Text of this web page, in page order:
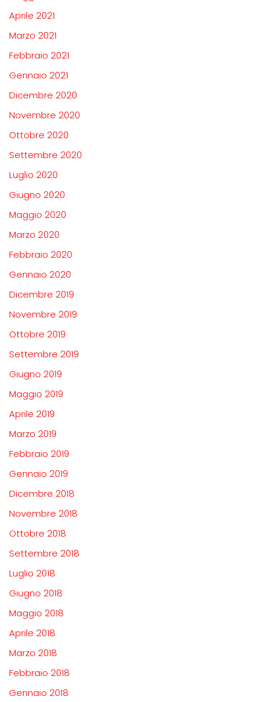
Aprile 2021
Marzo 2021
Febbraio 2021
Gennaio 2021
Dicembre 2020
Novembre 2020
Ottobre 2020
Settembre 2020
Luglio 2020
Giugno 2020
Maggio 2020
Marzo 2020
Febbraio 2020
Gennaio 2020
Dicembre 2019
Novembre 2019
Ottobre 2019
Settembre 2019
Giugno 2019
Maggio 2019
Aprile 2019
Marzo 2019
Febbraio 2019
Gennaio 2019
Dicembre 2018
Novembre 2018
Ottobre 2018
Settembre 2018
Luglio 2018
Giugno 2018
Maggio 2018
Aprile 2018
Marzo 2018
Febbraio 2018
Gennaio 2018